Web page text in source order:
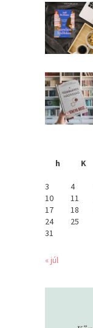
h
K
3
4
10
11
17
18
24
25
31
« júl